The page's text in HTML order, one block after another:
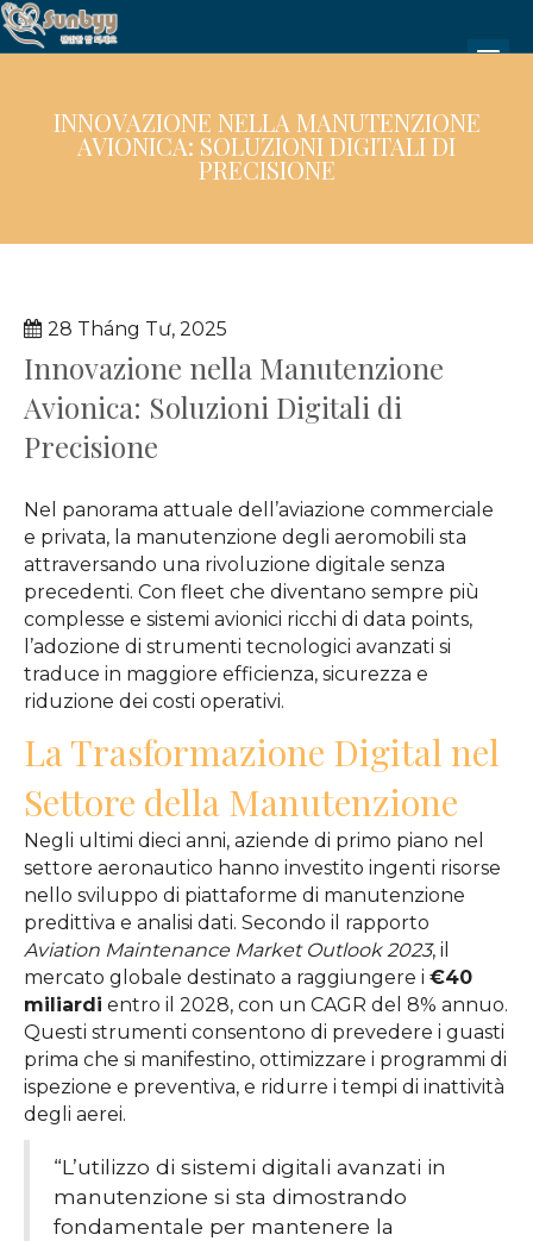
INNOVAZIONE NELLA MANUTENZIONE
AVIONICA: SOLUZIONI DIGITALI DI
PRECISIONE
28 Tháng Tư, 2025
Innovazione nella Manutenzione
Avionica: Soluzioni Digitali di
Precisione
Nel panorama attuale dell’aviazione commerciale
e privata, la manutenzione degli aeromobili sta
attraversando una rivoluzione digitale senza
precedenti. Con fleet che diventano sempre più
complesse e sistemi avionici ricchi di data points,
l’adozione di strumenti tecnologici avanzati si
traduce in maggiore efficienza, sicurezza e
riduzione dei costi operativi.
La Trasformazione Digital nel
Settore della Manutenzione
Negli ultimi dieci anni, aziende di primo piano nel
settore aeronautico hanno investito ingenti risorse
nello sviluppo di piattaforme di manutenzione
predittiva e analisi dati. Secondo il rapporto
Aviation Maintenance Market Outlook 2023, il
mercato globale destinato a raggiungere i €40
miliardi entro il 2028, con un CAGR del 8% annuo.
Questi strumenti consentono di prevedere i guasti
prima che si manifestino, ottimizzare i programmi di
ispezione e preventiva, e ridurre i tempi di inattività
degli aerei.
“L’utilizzo di sistemi digitali avanzati in
manutenzione si sta dimostrando
fondamentale per mantenere la